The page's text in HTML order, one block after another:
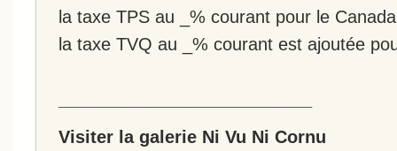
la taxe TPS au _% courant pour le
la taxe TVQ au _% courant est ajoutée
Visiter la galerie Ni Vu Ni Cornu